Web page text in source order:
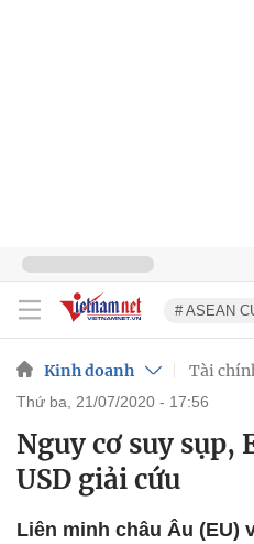
# ASEAN
Kinh doanh Tài
thứ ba, 21/07/2020 - 17:56
Nguy cơ suy sụp,
USD giải cứu
Liên minh châu Âu (EU)